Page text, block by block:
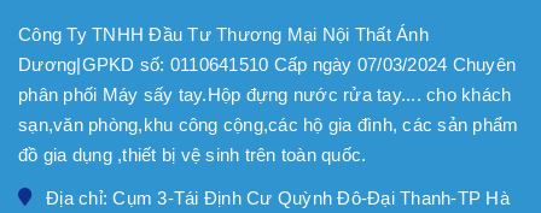
Công Ty TNHH Đầu Tư Thương Mại Nội Thất Ánh
Dương|GPKD số: 0110641510 Cấp ngày 07/03/2024 Chuyên
phân phối Máy sấy tay.Hộp đựng nước rửa tay.... cho khách
sạn,văn phòng,khu công cộng,các hộ gia đình, các sản phẩm
đồ gia dụng ,thiết bị vệ sinh trên toàn quốc.
Địa chỉ: Cụm 3-Tái Định Cư Quỳnh Đô-Đại Thanh-TP Hà